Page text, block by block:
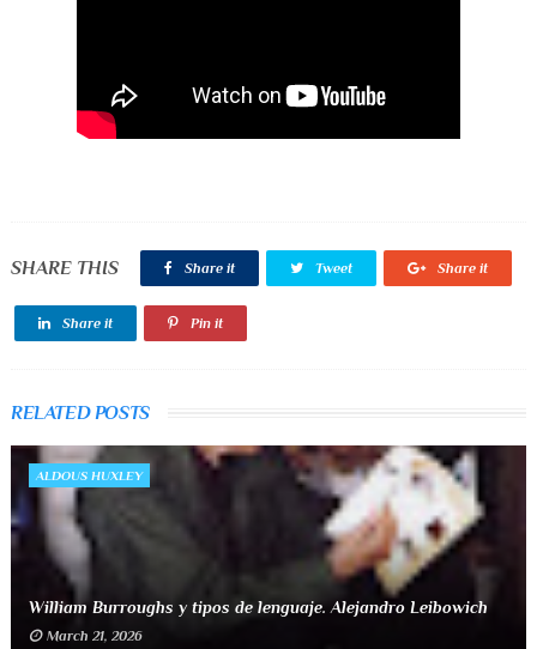
SHARE THIS Share it Tweet Share it
Share it Pin it
RELATED POSTS
ALDOUS HUXLEY
William Burroughs y tipos de lenguaje. Alejandro Leibowich
March 21, 2026